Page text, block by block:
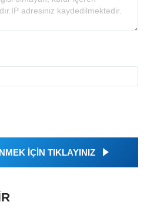
İÇİN TIKLAYINIZ